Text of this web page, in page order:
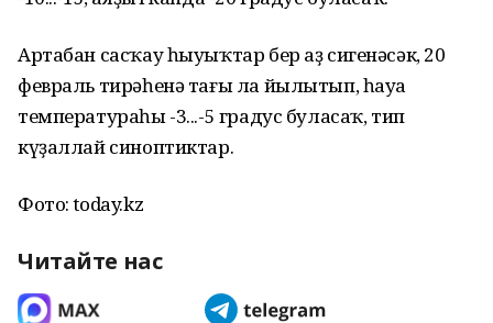
Артабан сасҡау һыуыҡтар бер аҙ сигенәсәк, 20
февраль тирәһенә тағы ла йылытып, һауа
температураһы -3...-5 градус буласаҡ, тип
күҙаллай синоптиктар.
Фото: today.kz
Читайте нас